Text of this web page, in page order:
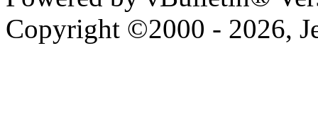
Copyright ©2000 - 2026,